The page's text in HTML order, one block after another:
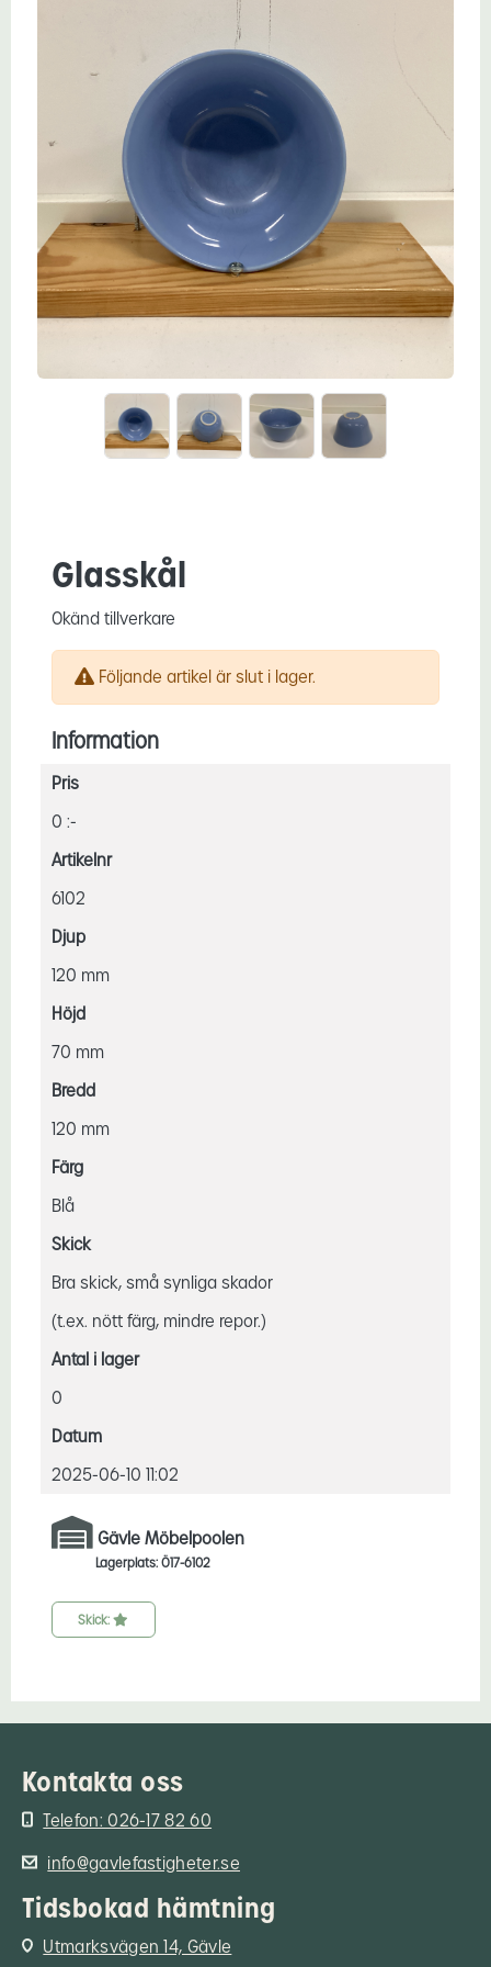
Glasskål
Okänd tillverkare
Följande artikel är slut i lager.
Information
Pris
0 :-
Artikelnr
6102
Djup
120 mm
Höjd
70 mm
Bredd
120 mm
Färg
Blå
Skick
Bra skick, små synliga skador
(t.ex. nött färg, mindre repor.)
Antal i lager
0
Datum
2025-06-10 11:02
Gävle Möbelpoolen
Lagerplats: Ö17-6102
Skick:
Kontakta oss
Telefon: 026-17 82 60
info@gavlefastigheter.se
Tidsbokad hämtning
Utmarksvägen 14, Gävle